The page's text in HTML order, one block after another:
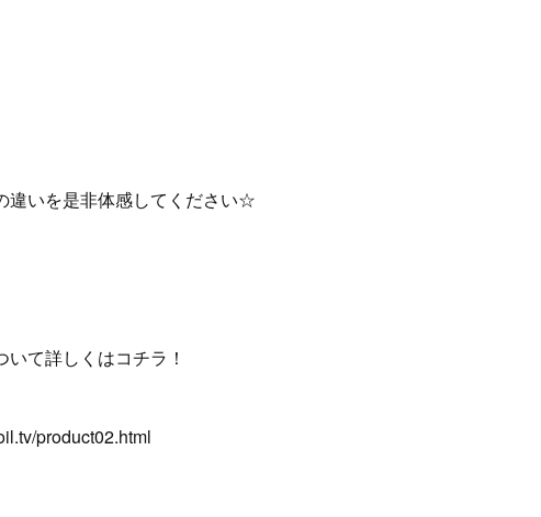
違いを是非体感してください☆
て詳しくはコチラ！
product02.html